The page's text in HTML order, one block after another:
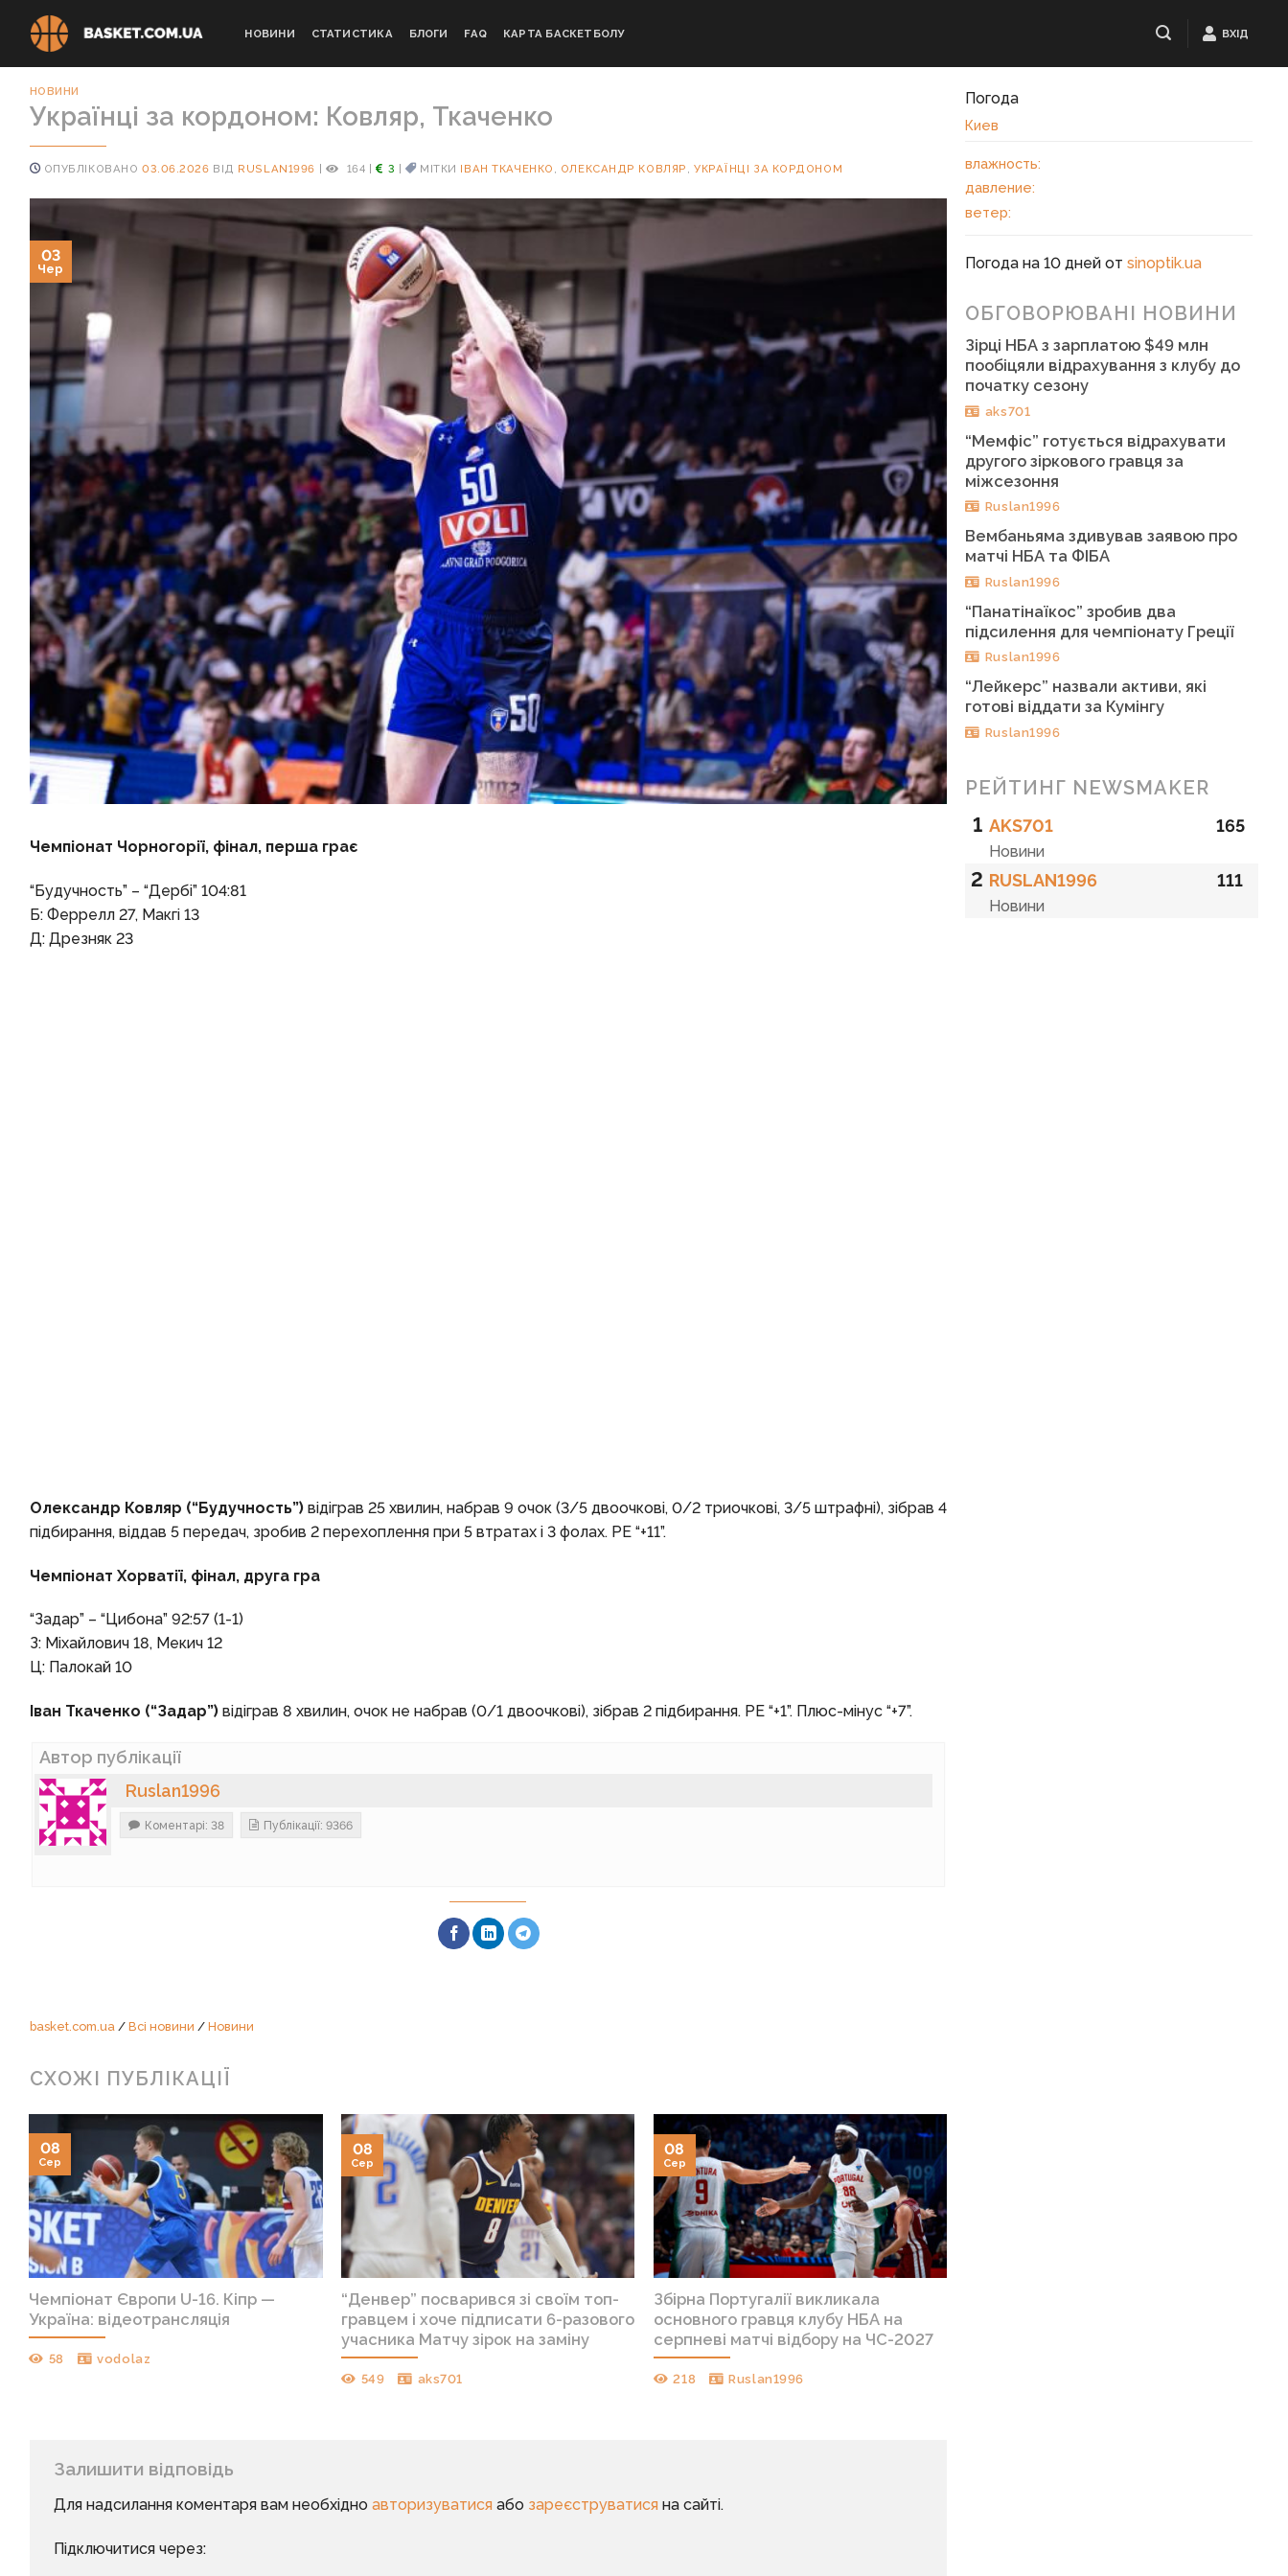
НОВИНИ СТАТИСТИКА БЛОГИ FAQ КАРТА БАСКЕТБОЛУ ВХІД
НОВИНИ
Українці за кордоном: Ковляр, Ткаченко
ОПУБЛІКОВАНО 03.06.2026 ВІД RUSLAN1996 | 164 | 3 | МІТКИ ІВАН ТКАЧЕНКО ОЛЕКСАНДР КОВЛЯР УКРАЇНЦІ ЗА КОРДОНОМ
03
Чер
Чемпіонат Чорногорії, фінал, перша грає
“Будучность” – “Дербі” 104:81
Б: Феррелл 27, Макгі 13
Д: Дрезняк 23
Олександр Ковляр (“Будучность”)відіграв 25 хвилин, набрав 9 очок (3/5 двоочкові, 0/2 триочкові, 3/5 штрафні), зібрав 4
підбирання, віддав 5 передач, зробив 2 перехоплення при 5 втратах і 3 фолах. РЕ “+11”.
Чемпіонат Хорватії, фінал, друга гра
“Задар” – “Цибона” 92:57 (1-1)
З: Міхайлович 18, Мекич 12
Ц: Палокай 10
Іван Ткаченко (“Задар”)відіграв 8 хвилин, очок не набрав (0/1 двоочкові), зібрав 2 підбирання. РЕ “+1”. Плюс-мінус “+7”.
Автор публікації
Ruslan1996
Коментарі: 38 Публікації: 9366
basket.com.ua/ Всі новини / Новини
СХОЖІ ПУБЛІКАЦІЇ
Чемпіонат Європи U-16. Кіпр —
Україна: відеотрансляція
58 vodolaz
08
Сер
“Денвер” посварився зі своїм топ-
гравцем і хоче підписати 6-разового
учасника Матчу зірок на заміну
549 aks701
08
Сер
Збірна Португалії викликала
основного гравця клубу НБА на
серпневі матчі відбору на ЧС-2027
218 Ruslan1996
08
Сер
Залишити відповідь
Для надсилання коментаря вам необхідно авторизуватисяабо зареєструватисяна сайті.
Підключитися через:
Погода
Киев
влажность:
давление:
ветер:
Погода на 10 дней отsinoptik.ua
ОБГОВОРЮВАНІ НОВИНИ
Зірці НБА з зарплатою $49 млн
пообіцяли відрахування з клубу до
початку сезону
aks701
“Мемфіс” готується відрахувати
другого зіркового гравця за
міжсезоння
Ruslan1996
Вембаньяма здивував заявою про
матчі НБА та ФІБА
Ruslan1996
“Панатінаїкос” зробив два
підсилення для чемпіонату Греції
Ruslan1996
“Лейкерс” назвали активи, які
готові віддати за Кумінгу
Ruslan1996
РЕЙТИНГ NEWSMAKER
1 AKS701
Новини
165
2 RUSLAN1996
Новини
111